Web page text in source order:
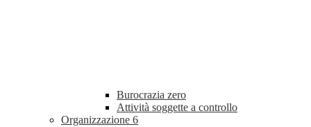
Burocrazia zero
Attività soggette a controllo
Organizzazione 6